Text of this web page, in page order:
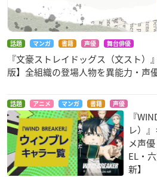
話題 マンガ 書籍 声優 舞台俳優
『文豪ストレイドッグス（文スト）
版】全組織の登場人物を異能力・声
話題 アニメ マンガ 書籍 声優
『
レ）
メ声
EL・
新】